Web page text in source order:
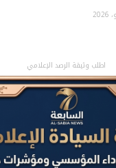
اطلب وثيقة الرصد الإعلامي